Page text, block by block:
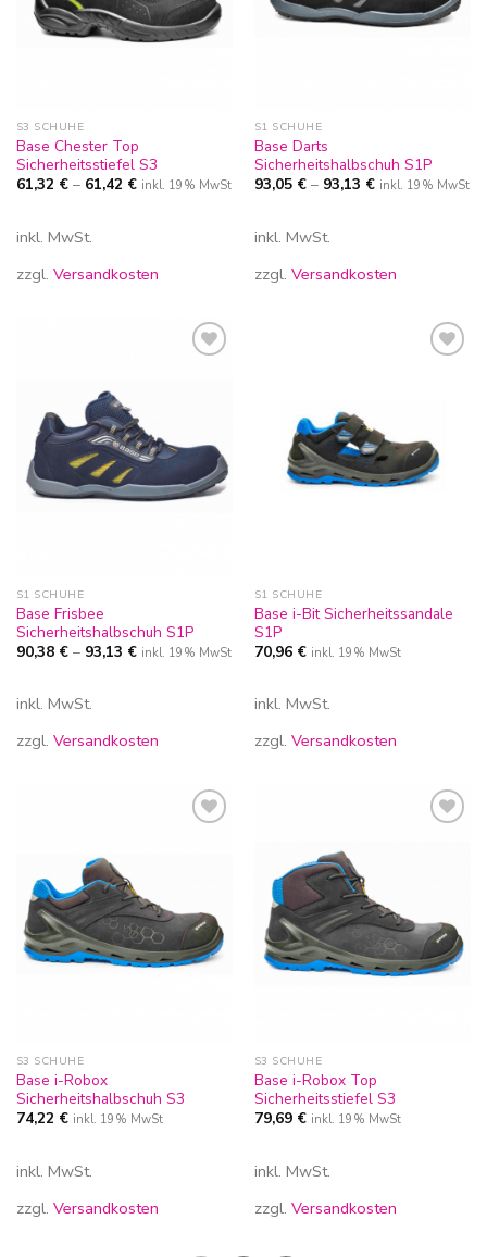
S3 SCHUHE
Base Chester Top
Sicherheitsstiefel S3
61,32 €– 61,42 € inkl. 19% MwSt
inkl. MwSt.
zzgl. Versandkosten
S1 SCHUHE
Base Darts
Sicherheitshalbschuh S1P
93,05 €– 93,13 € inkl. 19% MwSt
inkl. MwSt.
zzgl. Versandkosten
S1 SCHUHE
Base Frisbee
Sicherheitshalbschuh S1P
90,38 €– 93,13 € inkl. 19% MwSt
inkl. MwSt.
zzgl. Versandkosten
S1 SCHUHE
Base i-Bit Sicherheitssandale
S1P
70,96 € inkl. 19% MwSt
inkl. MwSt.
zzgl. Versandkosten
S3 SCHUHE
Base i-Robox
Sicherheitshalbschuh S3
74,22 € inkl. 19% MwSt
inkl. MwSt.
zzgl. Versandkosten
S3 SCHUHE
Base i-Robox Top
Sicherheitsstiefel S3
79,69 € inkl. 19% MwSt
inkl. MwSt.
zzgl. Versandkosten